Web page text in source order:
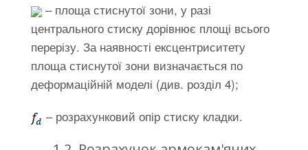
– площа стиснутої зони, у разі
центрального стиску дорівнює площі всього
перерізу. За наявності ексцентриситету
площа стиснутої зони визначається по
деформаційній моделі (див. розділ 4);
– розрахунковий опір стиску кладки.